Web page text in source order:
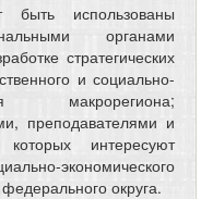
быть использованы
органами
стратегических
и социально-
макрорегиона;
преподавателями и
интересуют
экономического
округа.